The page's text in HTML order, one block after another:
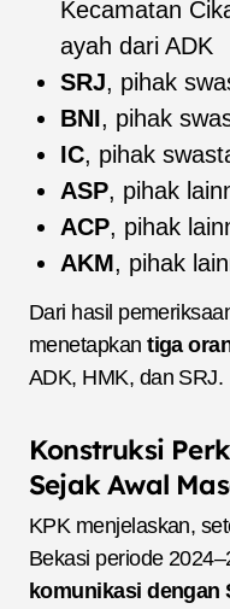
Kecamatan
ayah dari ADK
SRJ, pihak
BNI, pihak
IC, pihak
ASP, pihak
ACP, pihak
AKM, pihak
Dari hasil
menetapkantiga
ADK, HMK, dan SRJ.
Konstruksi
Sejak Awal
KPK menjelaskan,
Bekasi periode
komunikasi dengan